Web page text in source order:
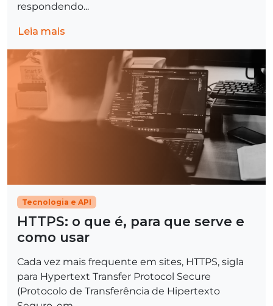
respondendo...
Leia mais
Tecnologia e API
HTTPS: o que é, para que serve e
como usar
Cada vez mais frequente em sites, HTTPS, sigla
para Hypertext Transfer Protocol Secure
(Protocolo de Transferência de Hipertexto